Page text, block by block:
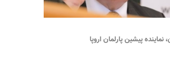
پیشین پارلمان اروپا